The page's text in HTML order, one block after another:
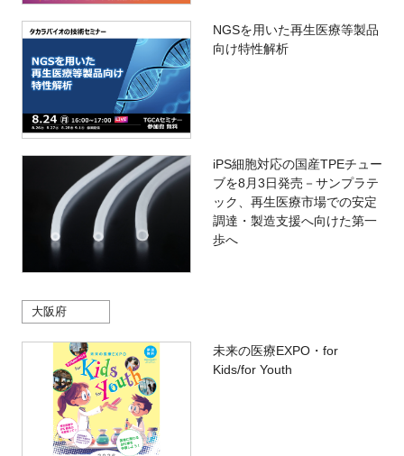
NGSを用いた再生医療等製品
向け特性解析
iPS細胞対応の国産TPEチュー
ブを8月3日発売－サンプラテ
ック、再生医療市場での安定
調達・製造支援へ向けた第一
歩へ
大阪府
未来の医療EXPO・for
Kids/for Youth